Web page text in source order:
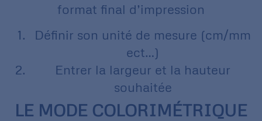
format final d’impression
Définir son unité de mesure (cm/mm
ect…)
Entrer la largeur et la hauteur
souhaitée
LE MODE COLORIMÉTRIQUE